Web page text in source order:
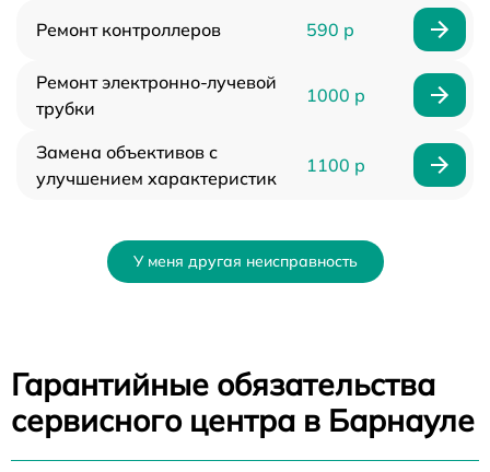
Ремонт контроллеров 590 р
Ремонт электронно-лучевой
трубки
1000 р
Замена объективов с
улучшением характеристик
1100 р
У меня другая неисправность
Гарантийные обязательства
сервисного центра в Барнауле